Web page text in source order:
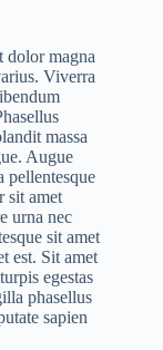
dolor magna
Viverra
massa
Augue
pellentesque
sit amet
urna nec
sit amet
est. Sit amet
egestas
phasellus
sapien